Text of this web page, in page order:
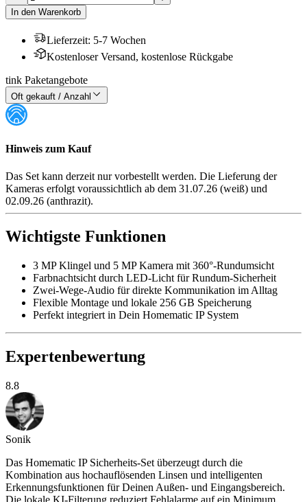
In den Warenkorb
Lieferzeit: 5-7 Wochen
Kostenloser Versand, kostenlose Rückgabe
tink Paketangebote
Oft gekauft / Anzahl
Hinweis zum Kauf
Das Set kann derzeit nur vorbestellt werden. Die Lieferung der
Kameras erfolgt voraussichtlich ab dem 31.07.26 (weiß) und
02.09.26 (anthrazit).
Wichtigste Funktionen
3 MP Klingel und 5 MP Kamera mit 360°-Rundumsicht
Farbnachtsicht durch LED-Licht für Rundum-Sicherheit
Zwei-Wege-Audio für direkte Kommunikation im Alltag
Flexible Montage und lokale 256 GB Speicherung
Perfekt integriert in Dein Homematic IP System
Expertenbewertung
8.8
Sonik
Das Homematic IP Sicherheits-Set überzeugt durch die
Kombination aus hochauflösenden Linsen und intelligenten
Erkennungsfunktionen für Deinen Außen- und Eingangsbereich.